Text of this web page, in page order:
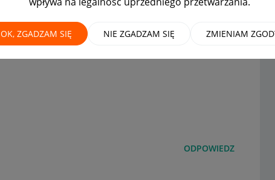
OK, ZGADZAM SIĘ NIE ZGADZAM SIĘ ZMIENIAM
ODPOWIEDZ